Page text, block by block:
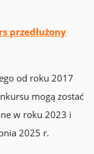
przedłużony
od roku 2017
mogą zostać
w roku 2023 i
2025 r.